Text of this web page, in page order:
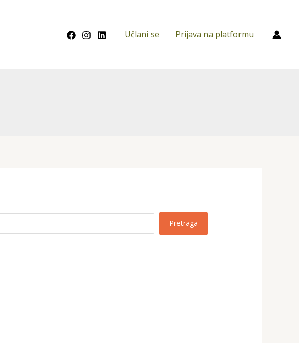
Učlani se Prijava na platformu